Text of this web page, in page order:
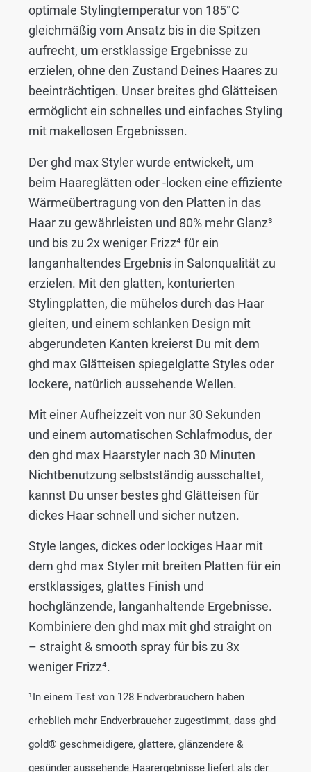
optimale Stylingtemperatur von 185°C
gleichmäßig vom Ansatz bis in die Spitzen
aufrecht, um erstklassige Ergebnisse zu
erzielen, ohne den Zustand Deines Haares zu
beeinträchtigen. Unser breites ghd Glätteisen
ermöglicht ein schnelles und einfaches Styling
mit makellosen Ergebnissen.
Der ghd max Styler wurde entwickelt, um
beim Haareglätten oder -locken eine effiziente
Wärmeübertragung von den Platten in das
Haar zu gewährleisten und 80% mehr Glanz³
und bis zu 2x weniger Frizz⁴ für ein
langanhaltendes Ergebnis in Salonqualität zu
erzielen. Mit den glatten, konturierten
Stylingplatten, die mühelos durch das Haar
gleiten, und einem schlanken Design mit
abgerundeten Kanten kreierst Du mit dem
ghd max Glätteisen spiegelglatte Styles oder
lockere, natürlich aussehende Wellen.
Mit einer Aufheizzeit von nur 30 Sekunden
und einem automatischen Schlafmodus, der
den ghd max Haarstyler nach 30 Minuten
Nichtbenutzung selbstständig ausschaltet,
kannst Du unser bestes ghd Glätteisen für
dickes Haar schnell und sicher nutzen.
Style langes, dickes oder lockiges Haar mit
dem ghd max Styler mit breiten Platten für ein
erstklassiges, glattes Finish und
hochglänzende, langanhaltende Ergebnisse.
Kombiniere den ghd max mit ghd straight on
– straight & smooth spray für bis zu 3x
weniger Frizz⁴.
¹In einem Test von 128 Endverbrauchern haben
erheblich mehr Endverbraucher zugestimmt, dass ghd
gold® geschmeidigere, glattere, glänzendere &
gesünder aussehende Haarergebnisse liefert als der